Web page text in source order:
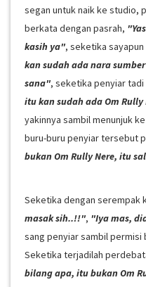
segan untuk naik ke studio,
berkata dengan pasrah,
kasih ya", seketika
kan sudah ada nara
sana", seketika penyiar tadi
itu kan sudah ada Om
yakinnya sambil menunjuk
buru-buru penyiar tersebut
bukan Om Rully Nere, itu
Seketika dengan serempak
masak sih..!!", "Iya mas,
sang penyiar sambil
Seketika terjadilah
bilang apa, itu bukan Om